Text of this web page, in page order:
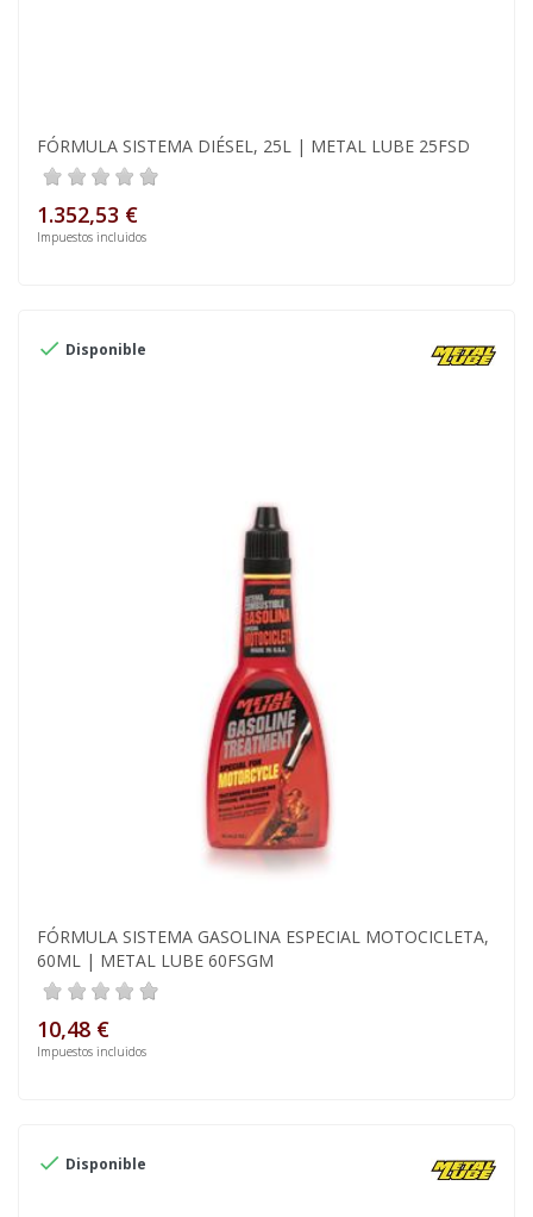
FÓRMULA SISTEMA DIÉSEL, 25L | METAL LUBE 25FSD
1.352,53 €
Impuestos incluidos
 Disponible
FÓRMULA SISTEMA GASOLINA ESPECIAL MOTOCICLETA,
60ML | METAL LUBE 60FSGM
10,48 €
Impuestos incluidos
 Disponible